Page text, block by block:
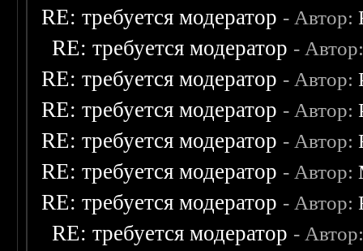
RE: требуется модератор - Автор:
RE: требуется модератор -
RE: требуется модератор - Автор:
RE: требуется модератор - Автор:
RE: требуется модератор - Автор:
RE: требуется модератор - Автор:
RE: требуется модератор - Автор:
RE: требуется модератор -